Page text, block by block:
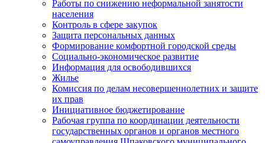
Работы по снижению неформальной занятости
населения
Контроль в сфере закупок
Защита персональных данных
Формирование комфортной городской среды
Социально-экономическое развитие
Информация для освободившихся
Жилье
Комиссия по делам несовершеннолетних и защите
их прав
Инициативное бюджетирование
Рабочая группа по координации деятельности
государственных органов и органов местного